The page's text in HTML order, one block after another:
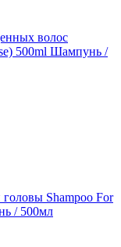
волос
500ml Шампунь /
Shampoo For
/ 500мл